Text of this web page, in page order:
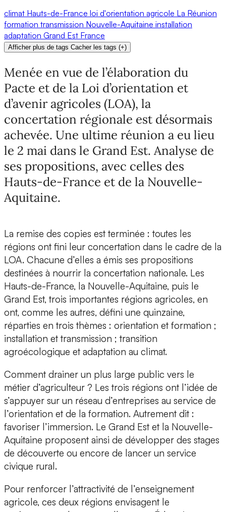
climat Hauts-de-France loi d'orientation agricole La Réunion
formation transmission Nouvelle-Aquitaine installation
adaptation Grand Est France
Afficher plus de tags Cacher les tags (+)
Menée en vue de l’élaboration du
Pacte et de la Loi d’orientation et
d’avenir agricoles (LOA), la
concertation régionale est désormais
achevée. Une ultime réunion a eu lieu
le 2 mai dans le Grand Est. Analyse de
ses propositions, avec celles des
Hauts-de-France et de la Nouvelle-
Aquitaine.
La remise des copies est terminée : toutes les
régions ont fini leur concertation dans le cadre de la
LOA. Chacune d’elles a émis ses propositions
destinées à nourrir la concertation nationale. Les
Hauts-de-France, la Nouvelle-Aquitaine, puis le
Grand Est, trois importantes régions agricoles, en
ont, comme les autres, défini une quinzaine,
réparties en trois thèmes : orientation et formation ;
installation et transmission ; transition
agroécologique et adaptation au climat.
Comment drainer un plus large public vers le
métier d’agriculteur ? Les trois régions ont l’idée de
s’appuyer sur un réseau d’entreprises au service de
l’orientation et de la formation. Autrement dit :
favoriser l’immersion. Le Grand Est et la Nouvelle-
Aquitaine proposent ainsi de développer des stages
de découverte ou encore de lancer un service
civique rural.
Pour renforcer l’attractivité de l’enseignement
agricole, ces deux régions envisagent le